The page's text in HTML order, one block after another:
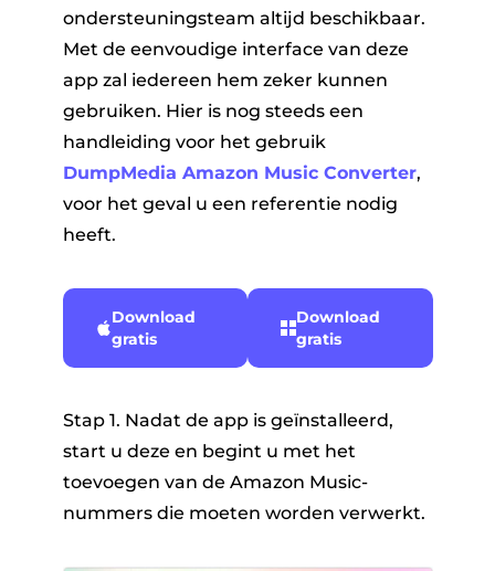
ondersteuningsteam altijd beschikbaar.
Met de eenvoudige interface van deze
app zal iedereen hem zeker kunnen
gebruiken. Hier is nog steeds een
handleiding voor het gebruik
DumpMedia Amazon Music Converter,
voor het geval u een referentie nodig
heeft.
Download
gratis
Download
gratis
Stap 1. Nadat de app is geïnstalleerd,
start u deze en begint u met het
toevoegen van de Amazon Music-
nummers die moeten worden verwerkt.